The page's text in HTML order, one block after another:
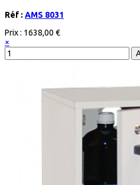
Réf : AMS 8031
Prix : 1638,00 €
×